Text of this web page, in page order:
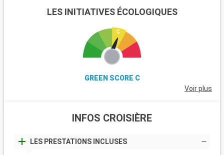
LES INITIATIVES ÉCOLOGIQUES
GREEN SCORE C
Voir plus
INFOS CROISIÈRE
LES PRESTATIONS INCLUSES